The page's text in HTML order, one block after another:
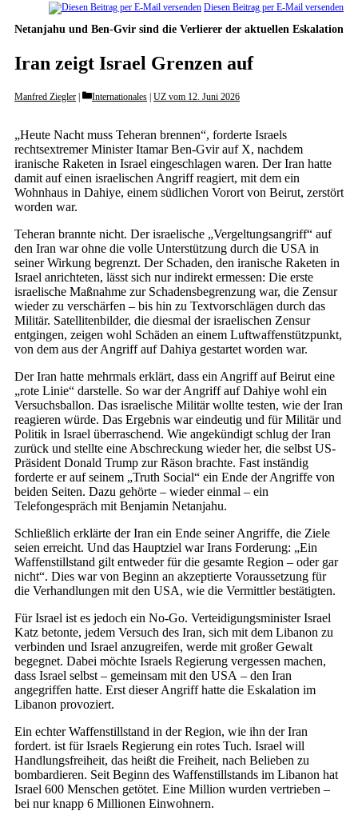
Diesen Beitrag per E-Mail versenden
Netanjahu und Ben-Gvir sind die Verlierer der aktuellen Eskalation
Iran zeigt Israel Grenzen auf
Manfred Ziegler Categories
Internationales UZ vom 12. Juni 2026
„Heute Nacht muss Teheran brennen“, forderte Israels
rechtsextremer Minister Itamar Ben-Gvir auf X, nachdem
iranische Raketen in Israel eingeschlagen waren. Der Iran hatte
damit auf einen israelischen Angriff reagiert, mit dem ein
Wohnhaus in Dahiye, einem südlichen Vorort von Beirut, zerstört
worden war.
Teheran brannte nicht. Der israelische „Vergeltungsangriff“ auf
den Iran war ohne die volle Unterstützung durch die USA in
seiner Wirkung begrenzt. Der Schaden, den iranische Raketen in
Israel anrichteten, lässt sich nur indirekt ermessen: Die erste
israelische Maßnahme zur Schadensbegrenzung war, die Zensur
wieder zu verschärfen – bis hin zu Textvorschlägen durch das
Militär. Satellitenbilder, die diesmal der israelischen Zensur
entgingen, zeigen wohl Schäden an einem Luftwaffenstützpunkt,
von dem aus der Angriff auf Dahiya gestartet worden war.
Der Iran hatte mehrmals erklärt, dass ein Angriff auf Beirut eine
„rote Linie“ darstelle. So war der Angriff auf Dahiye wohl ein
Versuchsballon. Das israelische Militär wollte testen, wie der Iran
reagieren würde. Das Ergebnis war eindeutig und für Militär und
Politik in Israel überraschend. Wie angekündigt schlug der Iran
zurück und stellte eine Abschreckung wieder her, die selbst US-
Präsident Donald Trump zur Räson brachte. Fast inständig
forderte er auf seinem „Truth Social“ ein Ende der Angriffe von
beiden Seiten. Dazu gehörte – wieder einmal – ein
Telefongespräch mit Benjamin Netanjahu.
Schließlich erklärte der Iran ein Ende seiner Angriffe, die Ziele
seien erreicht. Und das Hauptziel war Irans Forderung: „Ein
Waffenstillstand gilt entweder für die gesamte Region – oder gar
nicht“. Dies war von Beginn an akzeptierte Voraussetzung für
die Verhandlungen mit den USA, wie die Vermittler bestätigten.
Für Israel ist es jedoch ein No-Go. Verteidigungsminister Israel
Katz betonte, jedem Versuch des Iran, sich mit dem Libanon zu
verbinden und Israel anzugreifen, werde mit großer Gewalt
begegnet. Dabei möchte Israels Regierung vergessen machen,
dass Israel selbst – gemeinsam mit den USA – den Iran
angegriffen hatte. Erst dieser Angriff hatte die Eskalation im
Libanon provoziert.
Ein echter Waffenstillstand in der Region, wie ihn der Iran
fordert. ist für Israels Regierung ein rotes Tuch. Israel will
Handlungsfreiheit, das heißt die Freiheit, nach Belieben zu
bombardieren. Seit Beginn des Waffenstillstands im Libanon hat
Israel 600 Menschen getötet. Eine Million wurden vertrieben –
bei nur knapp 6 Millionen Einwohnern.